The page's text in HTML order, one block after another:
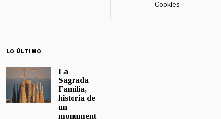
Cookies
LO ÚLTIMO
La
Sagrada
Familia,
historia de
un
monument